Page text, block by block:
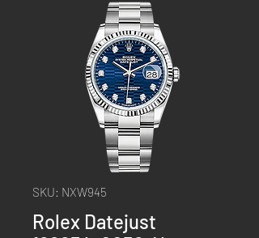
SKU: NXW945
Rolex Datejust